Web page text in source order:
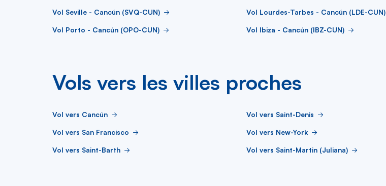
Vol Seville - Cancún (SVQ-CUN) Vol Lourdes-Tarbes - Cancún (LDE-CUN)
Vol Porto - Cancún (OPO-CUN) Vol Ibiza - Cancún (IBZ-CUN)
Vols vers les villes proches
Vol vers Cancún Vol vers Saint-Denis
Vol vers San Francisco Vol vers New-York
Vol vers Saint-Barth Vol vers Saint-Martin (Juliana)